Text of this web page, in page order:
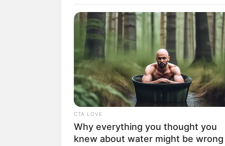
TEMAS RELACIONADOS
EMBARAZO PIPE BUENO LUISA
MANTÉNGASE EN ALERTA
Tenemos todas las
active las notificaciones
CTA LOVE
Why everything you thought you
knew about water might be wrong